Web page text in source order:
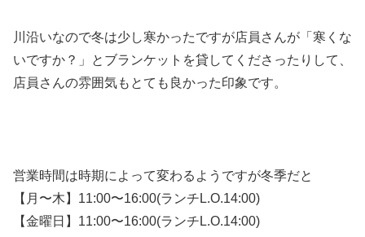
川沿いなので冬は少し寒かったですが店員さんが「寒くな
いですか？」とブランケットを貸してくださったりして、
店員さんの雰囲気もとても良かった印象です。
営業時間は時期によって変わるようですが冬季だと
【月〜木】11:00〜16:00(ランチL.O.14:00)
【金曜日】11:00〜16:00(ランチL.O.14:00)